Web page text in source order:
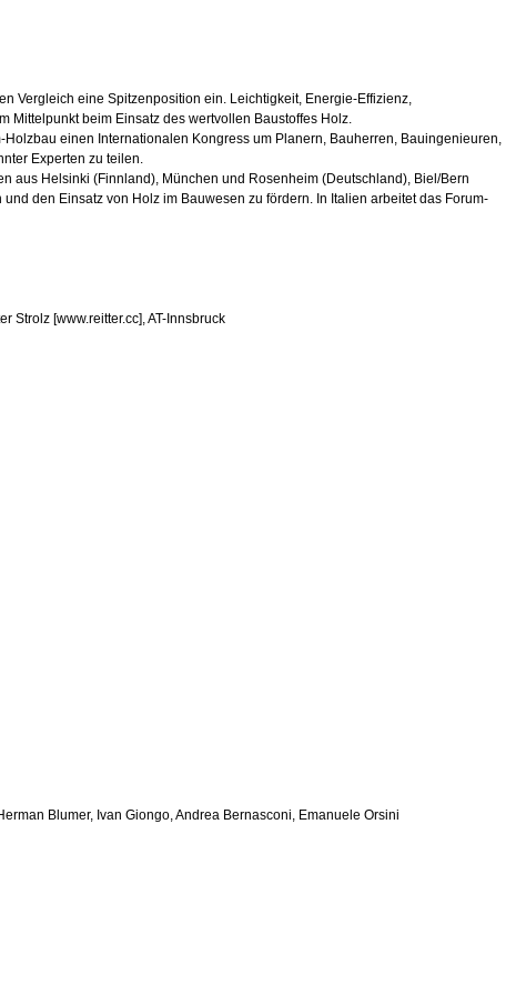
Vergleich eine Spitzenposition ein. Leichtigkeit, Energie-Effizienz,
Mittelpunkt beim Einsatz des wertvollen Baustoffes Holz.
einen Internationalen Kongress um Planern, Bauherren, Bauingenieuren,
Experten zu teilen.
aus Helsinki (Finnland), München und Rosenheim (Deutschland), Biel/Bern
den Einsatz von Holz im Bauwesen zu fördern. In Italien arbeitet das Forum-
Strolz [www.reitter.cc], AT-Innsbruck
Blumer, Ivan Giongo, Andrea Bernasconi, Emanuele Orsini